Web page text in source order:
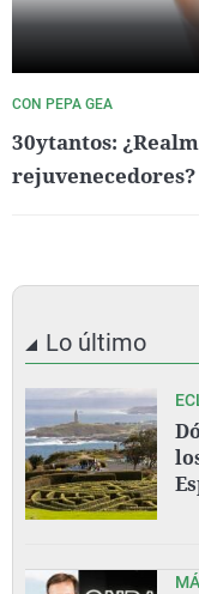
CON PEPA GEA
30ytantos:
rejuvenecedores?
Lo último